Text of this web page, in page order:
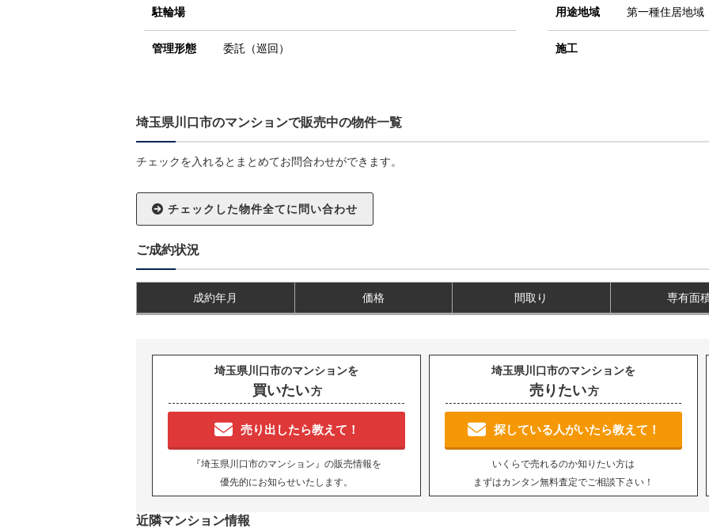
駐輪場
管理形態 委託（巡回）
用途地域 第一種住居地域
施工
埼玉県川口市のマンションで販売中の物件一覧
チェックを入れるとまとめてお問合わせができます。
ご成約状況
成約年月 価格 間取り 専有面
埼玉県川口市のマンションを
買いたい方
売り出したら教えて！
『埼玉県川口市のマンション』の販売情報を
優先的にお知らせいたします。
埼玉県川口市のマンションを
売りたい方
探している人がいたら教えて！
いくらで売れるのか知りたい方は
まずはカンタン無料査定でご相談下さい！
近隣マンション情報